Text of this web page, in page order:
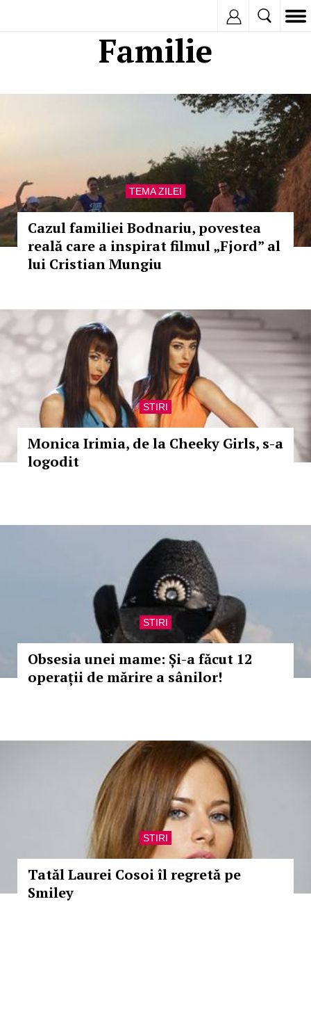
Familie
TEMA ZILEI
Cazul familiei Bodnariu, povestea
reală care a inspirat filmul „Fjord” al
lui Cristian Mungiu
STIRI
Monica Irimia, de la Cheeky Girls, s-a
logodit
STIRI
Obsesia unei mame: Și-a făcut 12
operații de mărire a sânilor!
STIRI
Tatăl Laurei Cosoi îl regretă pe
Smiley